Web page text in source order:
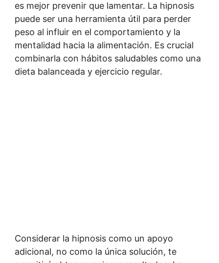
es mejor prevenir que lamentar. La hipnosis
puede ser una herramienta útil para perder
peso al influir en el comportamiento y la
mentalidad hacia la alimentación. Es crucial
combinarla con hábitos saludables como una
dieta balanceada y ejercicio regular.
Considerar la hipnosis como un apoyo
adicional, no como la única solución, te